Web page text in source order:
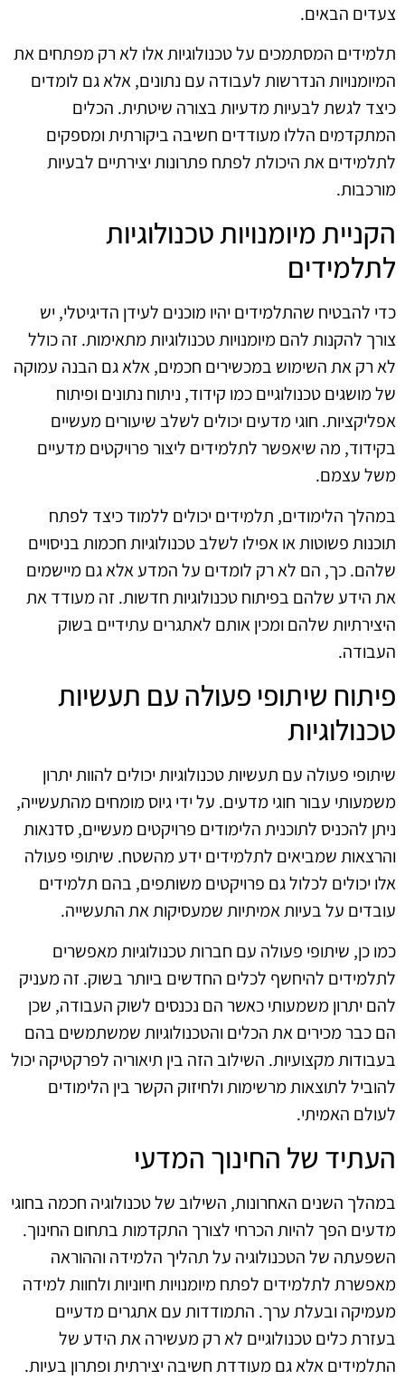
צעדים הבאים.
תלמידים המסתמכים על טכנולוגיות אלו לא רק מפתחים את
המיומנויות הנדרשות לעבודה עם נתונים, אלא גם לומדים
כיצד לגשת לבעיות מדעיות בצורה שיטתית. הכלים
המתקדמים הללו מעודדים חשיבה ביקורתית ומספקים
לתלמידים את היכולת לפתח פתרונות יצירתיים לבעיות
מורכבות.
הקניית מיומנויות טכנולוגיות
לתלמידים
כדי להבטיח שהתלמידים יהיו מוכנים לעידן הדיגיטלי, יש
צורך להקנות להם מיומנויות טכנולוגיות מתאימות. זה כולל
לא רק את השימוש במכשירים חכמים, אלא גם הבנה עמוקה
של מושגים טכנולוגיים כמו קידוד, ניתוח נתונים ופיתוח
אפליקציות. חוגי מדעים יכולים לשלב שיעורים מעשיים
בקידוד, מה שיאפשר לתלמידים ליצור פרויקטים מדעיים
משל עצמם.
במהלך הלימודים, תלמידים יכולים ללמוד כיצד לפתח
תוכנות פשוטות או אפילו לשלב טכנולוגיות חכמות בניסויים
שלהם. כך, הם לא רק לומדים על המדע אלא גם מיישמים
את הידע שלהם בפיתוח טכנולוגיות חדשות. זה מעודד את
היצירתיות שלהם ומכין אותם לאתגרים עתידיים בשוק
העבודה.
פיתוח שיתופי פעולה עם תעשיות
טכנולוגיות
שיתופי פעולה עם תעשיות טכנולוגיות יכולים להוות יתרון
משמעותי עבור חוגי מדעים. על ידי גיוס מומחים מהתעשייה,
ניתן להכניס לתוכנית הלימודים פרויקטים מעשיים, סדנאות
והרצאות שמביאים לתלמידים ידע מהשטח. שיתופי פעולה
אלו יכולים לכלול גם פרויקטים משותפים, בהם תלמידים
עובדים על בעיות אמיתיות שמעסיקות את התעשייה.
כמו כן, שיתופי פעולה עם חברות טכנולוגיות מאפשרים
לתלמידים להיחשף לכלים החדשים ביותר בשוק. זה מעניק
להם יתרון משמעותי כאשר הם נכנסים לשוק העבודה, שכן
הם כבר מכירים את הכלים והטכנולוגיות שמשתמשים בהם
בעבודות מקצועיות. השילוב הזה בין תיאוריה לפרקטיקה יכול
להוביל לתוצאות מרשימות ולחיזוק הקשר בין הלימודים
לעולם האמיתי.
העתיד של החינוך המדעי
במהלך השנים האחרונות, השילוב של טכנולוגיה חכמה בחוגי
מדעים הפך להיות הכרחי לצורך התקדמות בתחום החינוך.
השפעתה של הטכנולוגיה על תהליך הלמידה וההוראה
מאפשרת לתלמידים לפתח מיומנויות חיוניות ולחוות למידה
מעמיקה ובעלת ערך. התמודדות עם אתגרים מדעיים
בעזרת כלים טכנולוגיים לא רק מעשירה את הידע של
התלמידים אלא גם מעודדת חשיבה יצירתית ופתרון בעיות.